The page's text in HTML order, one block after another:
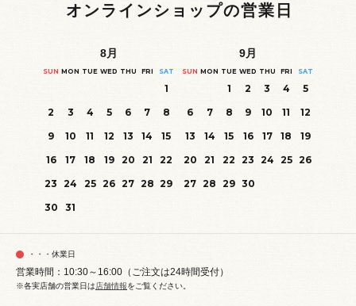
オンラインショップの営業日
8月
SUN MON TUE WED THU FRI SAT
1
2
3 4 5 6 7
8
9
10 11 12 13 14
15
16
17 18 19 20 21
22
23 24 25 26 27 28 29
30
31
9月
SUN MON TUE WED THU FRI SAT
1 2 3 4
5
6
7 8 9 10 11
12
13
14 15 16 17 18
19
20
21 22 23 24 25 26
27 28 29 30
・・・休業日
営業時間：10:30～16:00（ご注文は24時間受付）
※各実店舗の営業日は店舗情報をご覧ください。